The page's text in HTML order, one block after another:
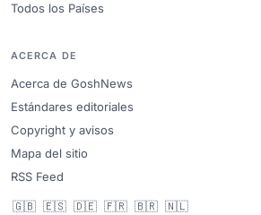
Todos los Países
ACERCA DE
Acerca de GoshNews
Estándares editoriales
Copyright y avisos
Mapa del sitio
RSS Feed
🇬🇧 🇪🇸 🇩🇪 🇫🇷 🇧🇷 🇳🇱